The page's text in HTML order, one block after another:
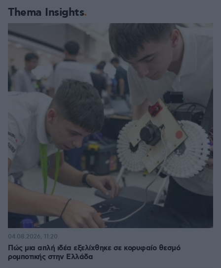
Thema Insights
Πώς μια απλή ιδέα εξελίχθηκε σε κορυφαίο θεσμό
ρομποτικής στην Ελλάδα
04.08.2026, 11:20